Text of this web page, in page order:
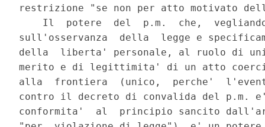
restrizione "se non per atto motivato
Il  potere  del  p.m.  che,
sull'osservanza  della  legge e
della  liberta' personale, al ruolo di
merito e di legittimita' di un atto
alla  frontiera  (unico,  perche'
contro il decreto di convalida del p.m.
conformita'  al  principio sancito